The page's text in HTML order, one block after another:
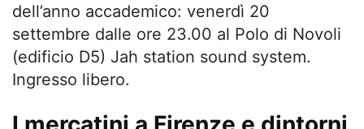
dell’anno accademico: venerdì 20
settembre dalle ore 23.00 al Polo di Novoli
(edificio D5) Jah station sound system.
Ingresso libero.